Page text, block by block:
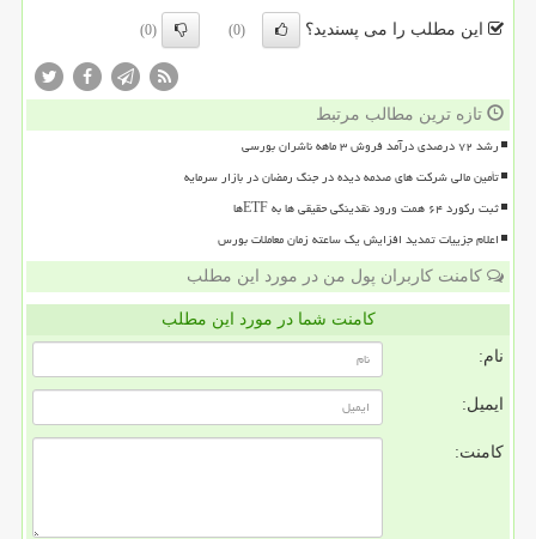
این مطلب را می پسندید؟ (0)
(0)
تازه ترین مطالب مرتبط
رشد ۷۲ درصدی درآمد فروش ۳ ماهه ناشران بورسی
تأمین مالی شرکت های صدمه دیده در جنگ رمضان در بازار سرمایه
ثبت رکورد ۶۴ همت ورود نقدینگی حقیقی ها به ETFها
اعلام جزییات تمدید افزایش یک ساعته زمان معاملات بورس
کامنت کاربران پول من در مورد این مطلب
کامنت شما در مورد این مطلب
نام:
ایمیل:
کامنت: